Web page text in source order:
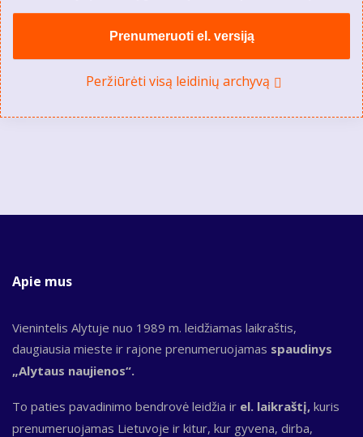
Prenumeruoti el. versiją
Peržiūrėti visą leidinių archyvą
Apie mus
Vienintelis Alytuje nuo 1989 m. leidžiamas laikraštis,
daugiausia mieste ir rajone prenumeruojamas spaudinys
„Alytaus naujienos“.
To paties pavadinimo bendrovė leidžia ir el. laikraštį, kuris
prenumeruojamas Lietuvoje ir kitur, kur gyvena, dirba,